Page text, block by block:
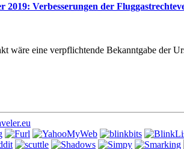
2019: Verbesserungen der
wäre eine verpflichtende Bekanntgabe der